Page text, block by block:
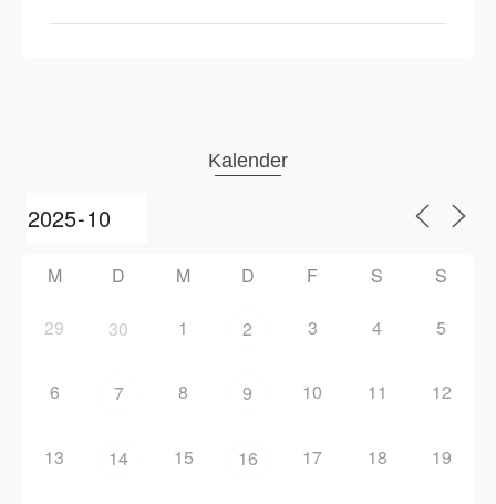
Kalender
M D M D F S S
29 30 1 2 3 4 5
6 7 8 9 10 11 12
13 14 15 16 17 18 19